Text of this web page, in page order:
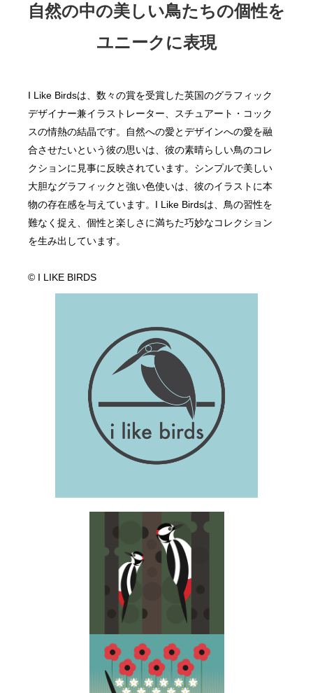
自然の中の美しい鳥たちの個性を
ユニークに表現
I Like Birdsは、数々の賞を受賞した英国のグラフィック
デザイナー兼イラストレーター、スチュアート・コック
スの情熱の結晶です。自然への愛とデザインへの愛を融
合させたいという彼の思いは、彼の素晴らしい鳥のコレ
クションに見事に反映されています。シンプルで美しい
大胆なグラフィックと強い色使いは、彼のイラストに本
物の存在感を与えています。I Like Birdsは、鳥の習性を
難なく捉え、個性と楽しさに満ちた巧妙なコレクション
を生み出しています。
© I LIKE BIRDS